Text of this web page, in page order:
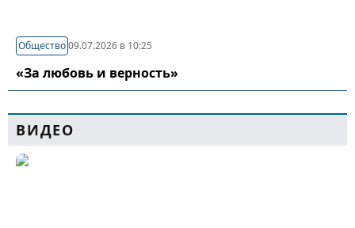
Общество09.07.2026 в 10:25
«За любовь и верность»
ВИДЕО